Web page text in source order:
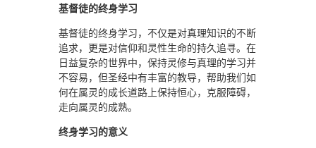
基督徒的终身学习
基督徒的终身学习，不仅是对真理知识的不断
追求，更是对信仰和灵性生命的持久追寻。在
日益复杂的世界中，保持灵修与真理的学习并
不容易，但圣经中有丰富的教导，帮助我们如
何在属灵的成长道路上保持恒心，克服障碍，
走向属灵的成熟。
终身学习的意义